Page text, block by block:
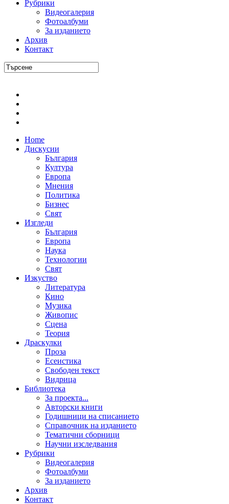
Рубрики
Видеогалерия
Фотоалбуми
За изданието
Архив
Контакт
Home
Дискусии
България
Култура
Европа
Мнения
Политика
Бизнес
Свят
Изгледи
България
Европа
Наука
Технологии
Свят
Изкуство
Литература
Кино
Музика
Живопис
Сцена
Теория
Драскулки
Проза
Есеистика
Свободен текст
Видрица
Библиотека
За проекта...
Авторски книги
Годишници на списанието
Справочник на изданието
Тематични сборници
Научни изследвания
Рубрики
Видеогалерия
Фотоалбуми
За изданието
Архив
Контакт